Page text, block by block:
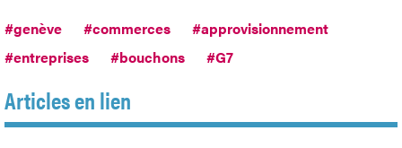
#genève #commerces
#approvisionnement
#entreprises
#bouchons #G7
Articles en lien